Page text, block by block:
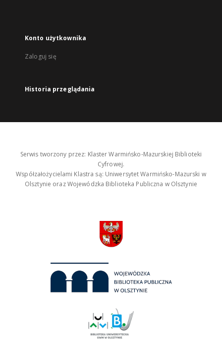
Konto użytkownika
Zaloguj się
Historia przeglądania
Serwis tworzony przez: Klaster Warmińsko-Mazurskiej Biblioteki
Cyfrowej.
Współzałożycielami Klastra są: Uniwersytet Warmińsko-Mazurski w
Olsztynie oraz Wojewódzka Biblioteka Publiczna w Olsztynie